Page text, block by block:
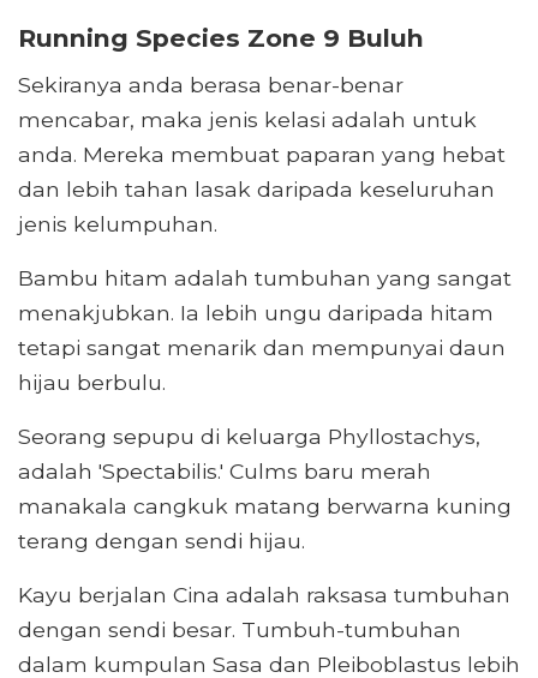
Running Species Zone 9 Buluh
Sekiranya anda berasa benar-benar
mencabar, maka jenis kelasi adalah untuk
anda. Mereka membuat paparan yang hebat
dan lebih tahan lasak daripada keseluruhan
jenis kelumpuhan.
Bambu hitam adalah tumbuhan yang sangat
menakjubkan. Ia lebih ungu daripada hitam
tetapi sangat menarik dan mempunyai daun
hijau berbulu.
Seorang sepupu di keluarga Phyllostachys,
adalah 'Spectabilis.' Culms baru merah
manakala cangkuk matang berwarna kuning
terang dengan sendi hijau.
Kayu berjalan Cina adalah raksasa tumbuhan
dengan sendi besar. Tumbuh-tumbuhan
dalam kumpulan Sasa dan Pleiboblastus lebih